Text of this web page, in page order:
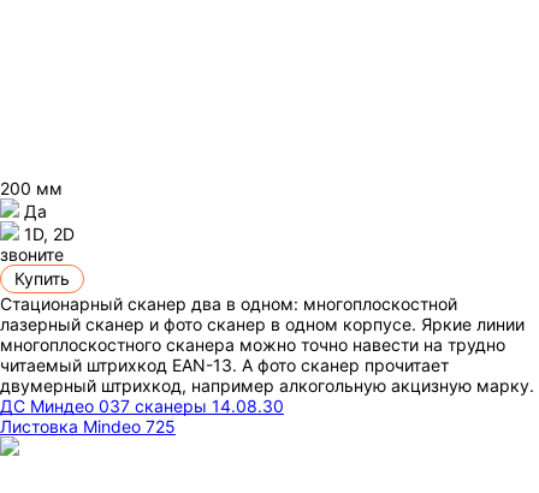
200 мм
Да
1D, 2D
звоните
Купить
Стационарный сканер два в одном: многоплоскостной
лазерный сканер и фото сканер в одном корпусе. Яркие линии
многоплоскостного сканера можно точно навести на трудно
читаемый штрихкод EAN-13. А фото сканер прочитает
двумерный штрихкод, например алкогольную акцизную марку.
ДС Миндео 037 сканеры 14.08.30
Листовка Mindeo 725